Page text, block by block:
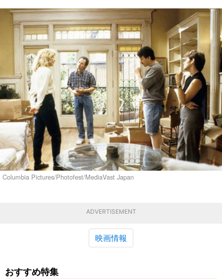
Columbia Pictures/Photofest/MediaVast Japan
ADVERTISEMENT
映画情報
おすすめ特集